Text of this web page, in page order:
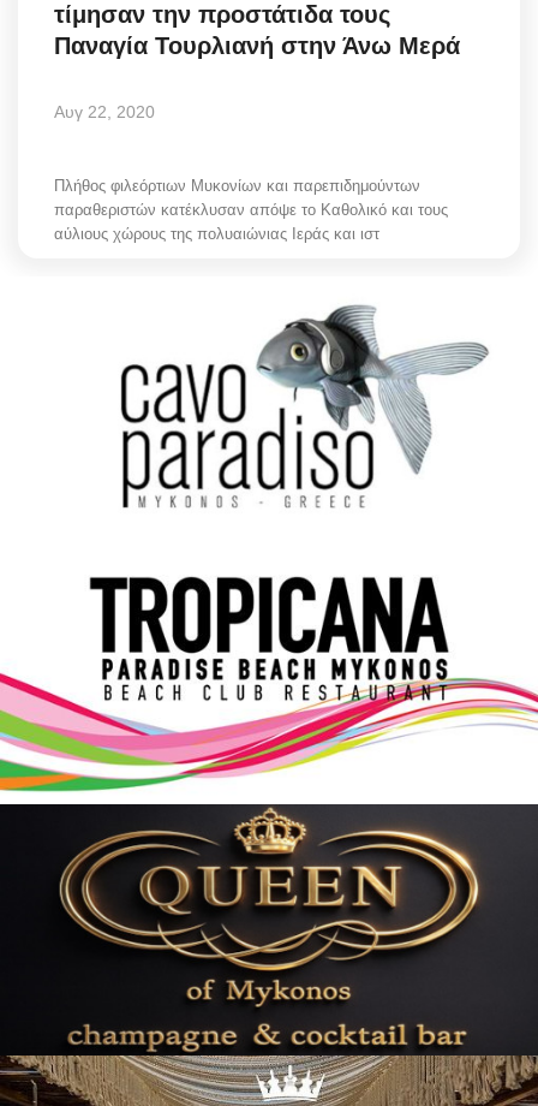
Σεβασμιώτατος Δωρόθεος Β’
L’Art des Sens
τίμησαν την προστάτιδα τους
Παναγία Τουρλιανή στην Άνω Μερά
Αυγ 22, 2020
Πλήθος φιλεόρτιων Μυκονίων και παρεπιδημούντων
παραθεριστών κατέκλυσαν απόψε το Καθολικό και τους
αύλιους χώρους της πολυαιώνιας Ιεράς και ιστ